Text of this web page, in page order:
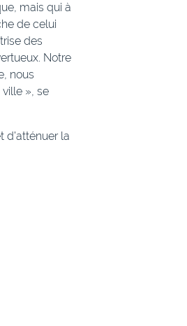
mais qui à
de celui
des
Notre
nous
», se
d’atténuer la